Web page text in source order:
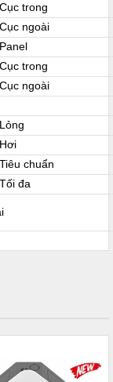
Cục trong
Cục ngoài
Panel
Cục trong
Cục ngoài
Lỏng
Hơi
Tiêu chuẩn
Tối đa